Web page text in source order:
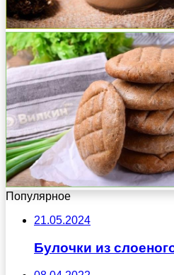
Популярное
21.05.2024
Булочки из